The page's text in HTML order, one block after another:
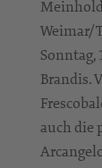
Weimar/
Sonntag,
Brandis.
auch die